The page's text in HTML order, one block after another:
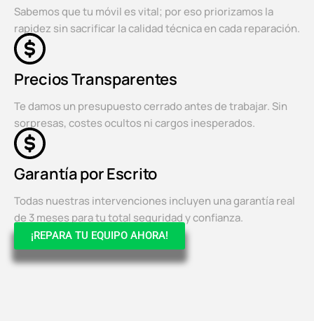
Sabemos que tu móvil es vital; por eso priorizamos la
rapidez sin sacrificar la calidad técnica en cada reparación.
Precios Transparentes
Te damos un presupuesto cerrado antes de trabajar. Sin
sorpresas, costes ocultos ni cargos inesperados.
Garantía por Escrito
Todas nuestras intervenciones incluyen una garantía real
de 3 meses para tu total seguridad y confianza.
¡REPARA TU EQUIPO AHORA!